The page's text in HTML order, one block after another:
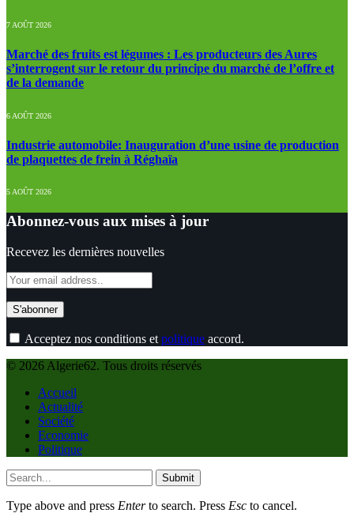
7 AOÛT 2026
Marché des fruits est légumes : Les producteurs des Aures
s’interrogent sur le retour du principe du marché de l’offre et
de la demande
6 AOÛT 2026
Industrie automobile: Inauguration d’une usine de production
de plaquettes de frein à Réghaïa
5 AOÛT 2026
Abonnez-vous aux mises à jour
Recevez les dernières nouvelles
Acceptez nos conditions et politique accord.
© 2026 Algerie62. Tous droits réservés
Accueil
Actualité
Société
Economie
Politique
Submit
Type above and press Enterto search. Press Esc to cancel.